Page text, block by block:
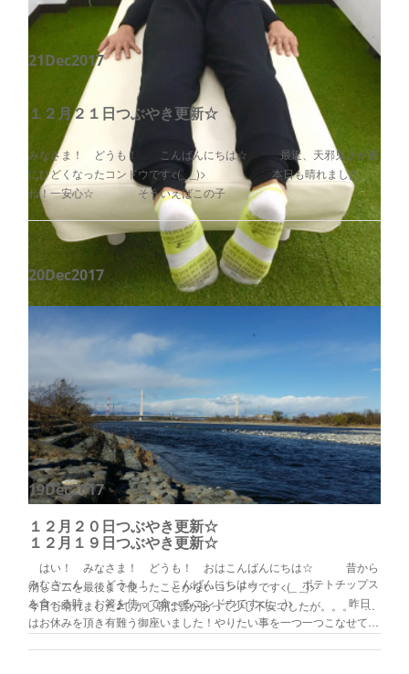
１２月２２日つぶやき更新☆
どうも！ みなさま！ おはこんばんにちは☆ タクシーを待って
る時やっと自分の順番になると次のタクシーが中々来ない事が多いコン
ドウです<(_ _)> 今日も晴れました！しかし朝は本当に寒いで…
21Dec2017
１２月２１日つぶやき更新☆
みなさま！ どうも！ こんばんにちは☆ 最近、天邪鬼さが更
にひどくなったコンドウです<(_ _)> 本日も晴れました
ね！一安心☆ そういえばこの子
20Dec2017
１２月２０日つぶやき更新☆
はい！ みなさま！ どうも！ おはこんばんにちは☆ 昔から
消しゴムを最後まで使ったことがないコンドウです<(_ _)>
今日も晴れました♪しかし朝は雲があって少し不安でしたが。。。 …
19Dec2017
１２月１９日つぶやき更新☆
みなさーん どうも！ こんばんにちは☆ ポテトチップス
を食べる時、お箸を使って食べるコンドウです<(_ _)> 昨日
はお休みを頂き有難う御座いました！やりたい事を一つ一つこなせて…